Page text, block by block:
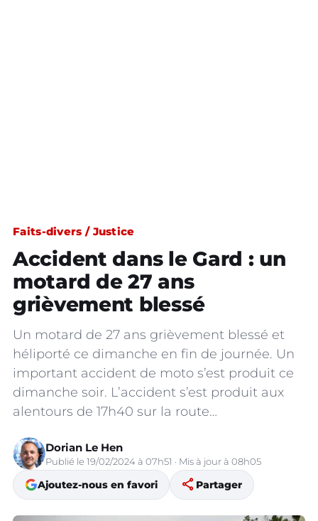
Faits-divers / Justice
Accident dans le Gard : un
motard de 27 ans
grièvement blessé
Un motard de 27 ans grièvement blessé et
héliporté ce dimanche en fin de journée. Un
important accident de moto s’est produit ce
dimanche soir. L’accident s’est produit aux
alentours de 17h40 sur la route…
Dorian Le Hen
Publié le 19/02/2024 à 07h51 · Mis à jour à 08h05
Ajoutez-nous en favori share Partager